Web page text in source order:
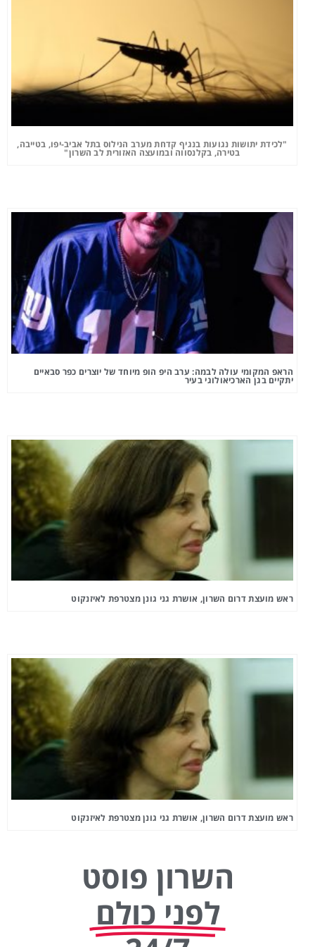
נגועות בנגיף קדחת מערב הנילוס בתל אביב-יפו, בטייבה,
בטירה, בקלנסווה ובמועצה האזורית לב השרון"
עולה לבמה: ערב היפ הופ מיוחד של יוצרים כפר סבאיים
הארכיאולוגי בעיר
השרון, אושרת גני גונן מצטרפת לאיזנקוט
השרון, אושרת גני גונן מצטרפת לאיזנקוט
השרון פוסט
לפני כולם